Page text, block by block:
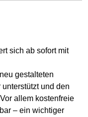
sich ab sofort mit
gestalteten
und den
allem kostenfreie
– ein wichtiger